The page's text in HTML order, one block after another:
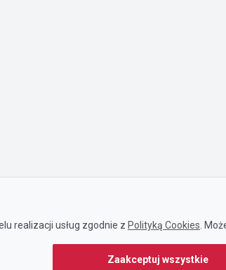
realizacji usług zgodnie z Polityką Cookies .
Zaakceptuj wszystkie